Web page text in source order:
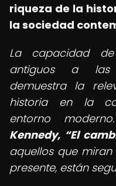
riqueza de la
la sociedad
La capacidad
antiguos a las
demuestra la
historia en la
entorno
Kennedy,
El
aquellos que
presente, están